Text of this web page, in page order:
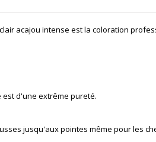
acajou intense est la coloration
d'une extrême pureté.
jusqu'aux pointes même pour les